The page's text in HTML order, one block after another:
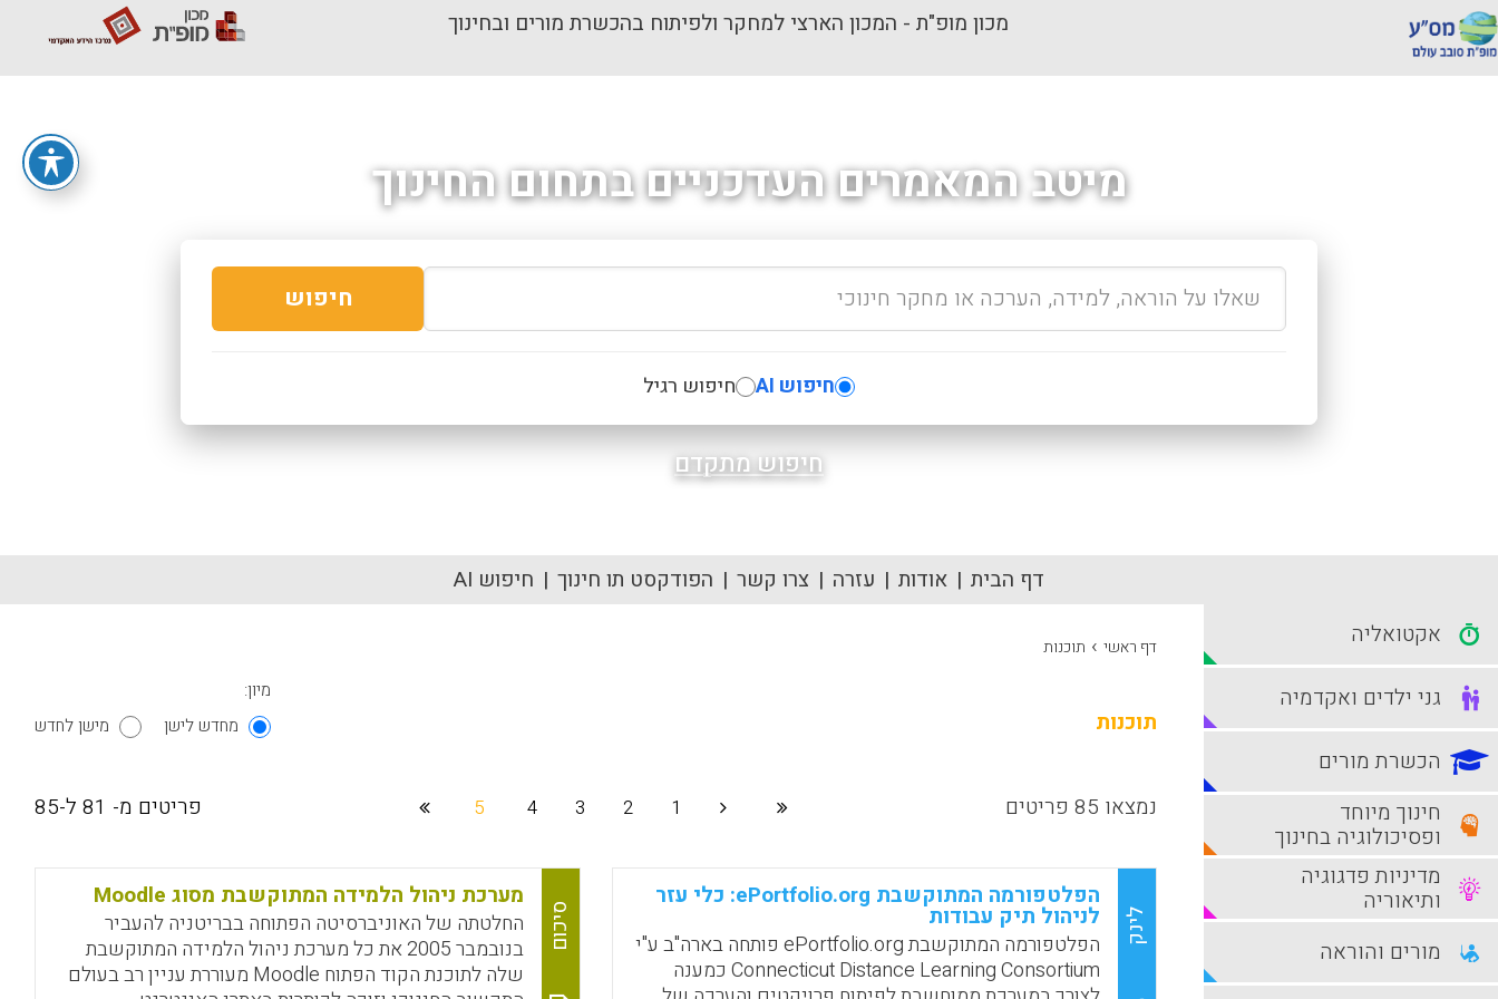
מכון מופ"ת - המכון הארצי למחקר ולפיתוח בהכשרת מורים ובחינוך
מיטב המאמרים העדכניים בתחום החינוך
חיפוש
חיפוש AI חיפוש רגיל
חיפוש מתקדם
דף הבית אודות עזרה צרו קשר הפודקסט תו חינוך חיפוש AI
דף ראשי › תוכנות
תוכנות
מיון:
מחדש לישן
מישן לחדש
נמצאו 85 פריטים פריטים מ- 81 ל-85 1
2
3
4
5
לינק
הפלטפורמה המתוקשבת ePortfolio.org: כלי עזר
לניהול תיק עבודות
הפלטפורמה המתוקשבת ePortfolio.org פותחה בארה"ב ע"י
Connecticut Distance Learning Consortium כמענה
סיכום
מערכת ניהול הלמידה המתוקשבת מסוג Moodle
החלטתה של האוניברסיטה הפתוחה בבריטניה להעביר
בנובמבר 2005 את כל מערכת ניהול הלמידה המתוקשבת
שלה לתוכנת הקוד הפתוח Moodle מעוררת עניין רב בעולם
אקטואליה
גני ילדים ואקדמיה
הכשרת מורים
חינוך מיוחד
ופסיכולוגיה בחינוך
מדיניות פדגוגיה
ותיאוריה
מורים והוראה